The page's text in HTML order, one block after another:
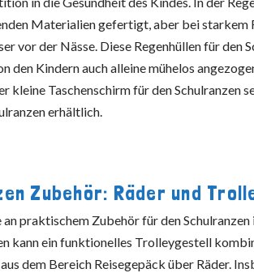
Materialien gefertigt, aber bei starkem
vor der Nässe. Diese Regenhüllen für den
den Kindern auch alleine mühelos
kleine Taschenschirm für den Schulranzen
erhältlich.
Zubehör: Räder und
praktischem Zubehör für den
kann ein funktionelles Trolleygestell
dem Bereich Reisegepäck über Räder.